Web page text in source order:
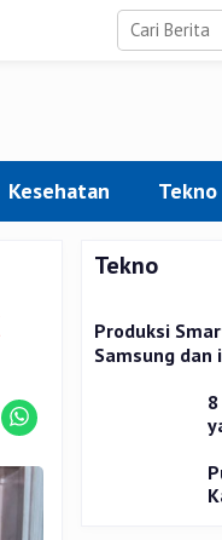
Kesehatan Tekno
Tekno
Produksi
Samsung dan